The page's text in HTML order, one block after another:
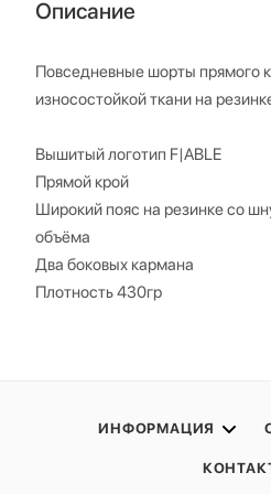
Описание
Повседневные шорты прямого
износостойкой ткани на
Вышитый логотип F|ABLE
Прямой крой
Широкий пояс на резинке со
объёма
Два боковых кармана
Плотность 430гр
ИНФОРМАЦИЯ